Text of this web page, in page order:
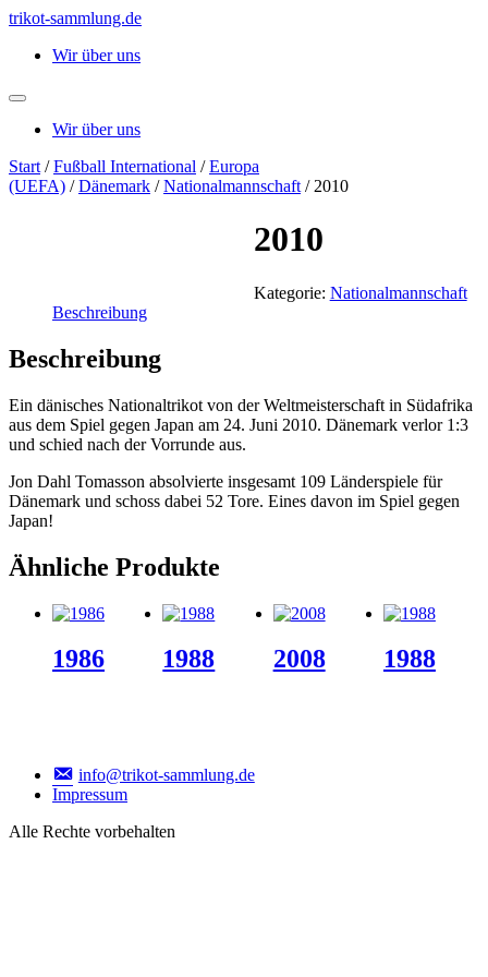
Zum
springen
trikot-sammlung.de
Wir über uns
Wir über uns
Start /Fußball International /Europa
(UEFA) /Dänemark /Nationalmannschaft / 2010
2010
Kategorie: Nationalmannschaft
Beschreibung
Beschreibung
Ein dänisches Nationaltrikot von der Weltmeisterschaft in Südafrika
aus dem Spiel gegen Japan am 24. Juni 2010. Dänemark verlor 1:3
und schied nach der Vorrunde aus.
Jon Dahl Tomasson absolvierte insgesamt 109 Länderspiele für
Dänemark und schoss dabei 52 Tore. Eines davon im Spiel gegen
Japan!
Ähnliche Produkte
1986 1988 2008 1988
info@trikot-sammlung.de
Impressum
Alle Rechte vorbehalten